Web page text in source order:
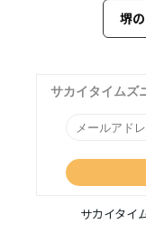
堺
サカイタイ